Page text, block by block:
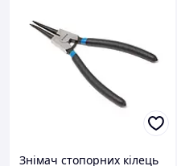
Знімач стопорних кілець